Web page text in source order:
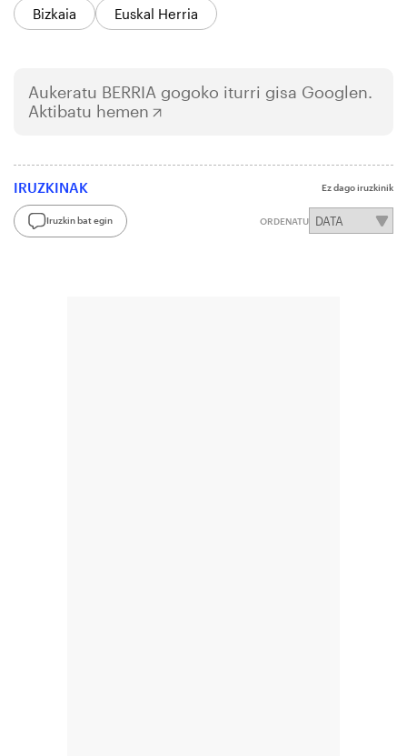
Bizkaia Euskal Herria
Aukeratu BERRIA gogoko iturri gisa Googlen.
Aktibatu hemen
IRUZKINAK Ez dago iruzkinik
Iruzkin bat egin ORDENATU